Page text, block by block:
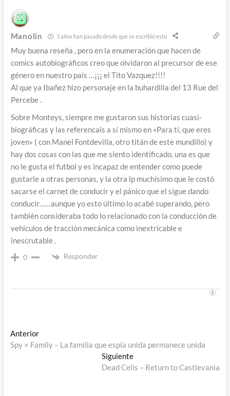
Manolin 3 años han pasado desde que se escribió esto
Muy buena reseña , pero en la enumeración que hacen de
comics autobiográficos creo que olvidaron al precursor de ese
género en nuestro pais …¡¡¡ el Tito Vazquez!!!!
Al que ya Ibañez hizo personaje en la buhardilla del 13 Rue del
Percebe .
Sobre Monteys, siempre me gustaron sus historias cuasi-
biográficas y las referencais a sí mismo en «Para tí, que eres
joven» ( con Manel Fontdevilla, otro titán de este mundillo) y
hay dos cosas con las que me siento identificado, una es que
no le gusta el futbol y es incapaz de entender como puede
gustarle a otras personas, y la otra lp muchísimo que le costó
sacarse el carnet de conducir y el pánico que el sigue dando
conducir……aunque yo esto último lo acabé superando, pero
también consideraba todo lo relacionado con la conducción de
vehiculos de tracción mecánica como inextricable e
inescrutable .
0 Responder
Navegación
de
AnteriorEntrada
anterior:
Spy × Family – La familia que espia unida permanece unida
SiguienteEntrada
siguiente:
Dead Cells – Return to Castlevania